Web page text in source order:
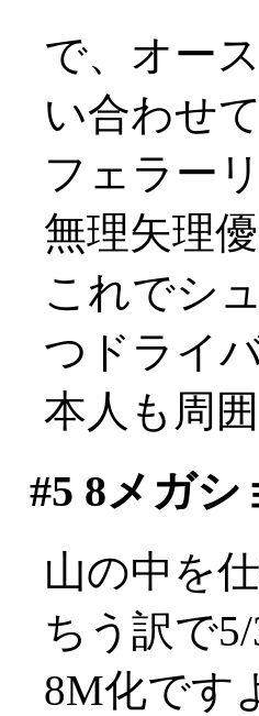
で、オー
い合わせ
フェラー
無理矢理
これでシ
つドライ
本人も周
#5 8メガシ
山の中を
ちう訳で
8M化です